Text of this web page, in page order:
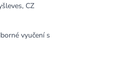
CZ
vyučení s